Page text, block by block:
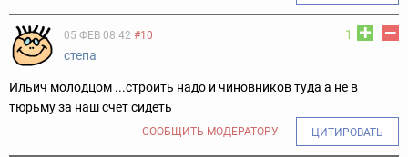
1
05 ФЕВ 08:42 #10
степа
Ильич молодцом ...строить надо и чиновников туда а не в
тюрьму за наш счет сидеть
СООБЩИТЬ МОДЕРАТОРУ ЦИТИРОВАТЬ